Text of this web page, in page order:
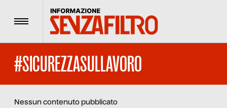
Menu
#SICUREZZASULLAVORO
Nessun contenuto pubblicato